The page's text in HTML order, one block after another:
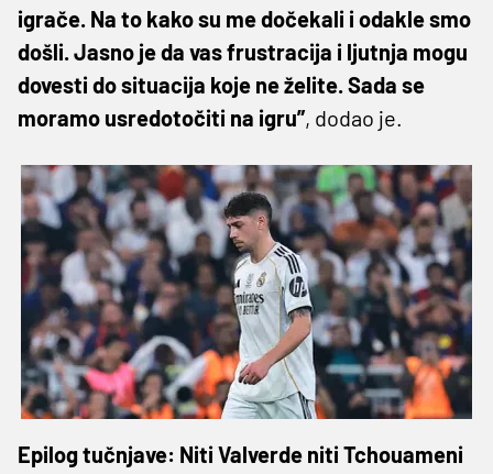
igrače. Na to kako su me dočekali i odakle smo
došli. Jasno je da vas frustracija i ljutnja mogu
dovesti do situacija koje ne želite. Sada se
moramo usredotočiti na igru”, dodao je.
Epilog tučnjave: Niti Valverde niti Tchouameni